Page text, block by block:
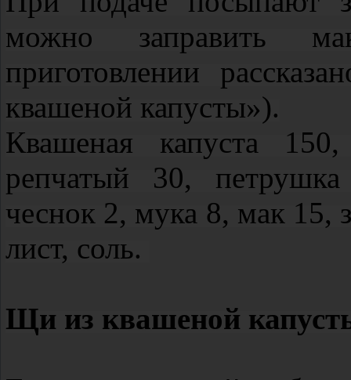
можно заправить
приготовлении
квашеной капусты»).
Квашеная капуста
репчатый 30,
чеснок 2, мука 8, мак 15,
лист, соль.
Щи из квашеной